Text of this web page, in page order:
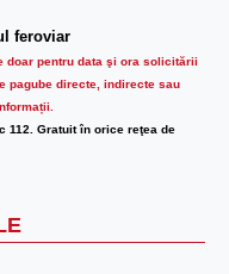
feroviar
doar pentru data şi ora solicitării
pagube directe, indirecte sau
112. Gratuit în orice reţea de